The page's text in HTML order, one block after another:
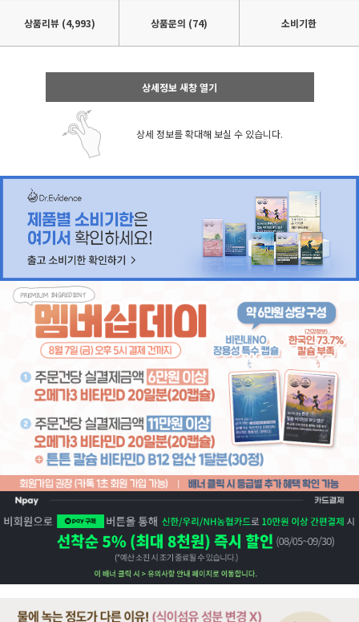
상품리뷰 (4,993) 상품문의 (74) 소비기한
상세정보 새창 열기
상세 정보를 확대해 보실 수 있습니다.